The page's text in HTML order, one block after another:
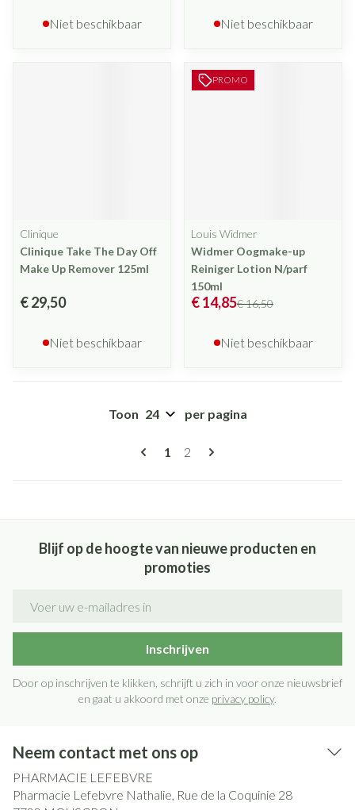
Niet beschikbaar Niet beschikbaar
Clinique
Clinique Take The Day Off
Make Up Remover 125ml
€ 29,50
Niet beschikbaar
PROMO
Louis Widmer
Widmer Oogmake-up
Reiniger Lotion N/parf
150ml
€ 16,50
€ 14,85
Niet beschikbaar
Pagina's
U lees momenteel pagina
1 Pagina
2
Toon per pagina
Blijf op de hoogte van nieuwe producten en
promoties
Inschrijven
Door op inschrijven te klikken, schrijft u zich in voor onze nieuwsbrief
en gaat u akkoord met onze privacy policy.
Neem contact met ons op
PHARMACIE LEFEBVRE
Pharmacie Lefebvre Nathalie, Rue de la Coquinie 28